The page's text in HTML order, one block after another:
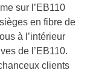
sur l’EB110
en fibre de
à l’intérieur
de l’EB110.
clients